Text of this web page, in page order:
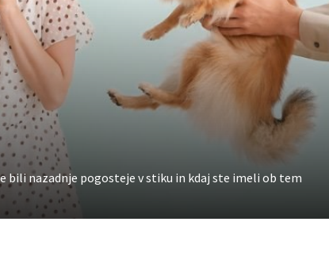
nazadnje pogosteje v stiku in kdaj ste imeli ob tem